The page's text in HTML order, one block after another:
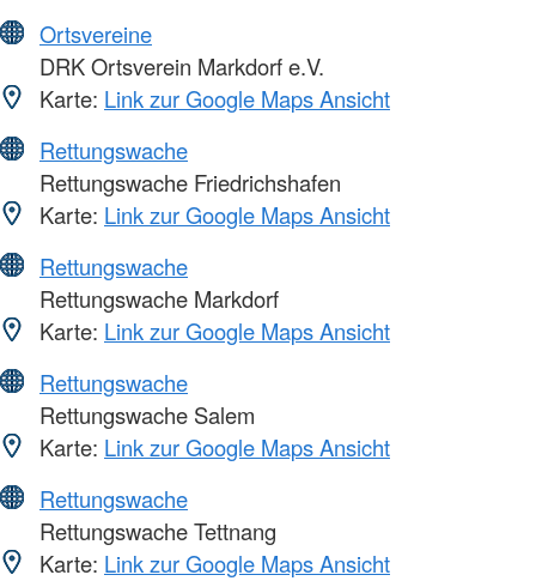
Ortsvereine
DRK Ortsverein Markdorf e.V.
Karte: Link zur Google Maps Ansicht
Rettungswache
Rettungswache Friedrichshafen
Karte: Link zur Google Maps Ansicht
Rettungswache
Rettungswache Markdorf
Karte: Link zur Google Maps Ansicht
Rettungswache
Rettungswache Salem
Karte: Link zur Google Maps Ansicht
Rettungswache
Rettungswache Tettnang
Karte: Link zur Google Maps Ansicht